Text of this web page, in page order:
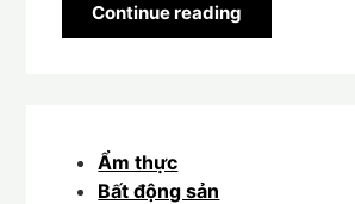
Continue reading
Ẩm thực
Bất động sản